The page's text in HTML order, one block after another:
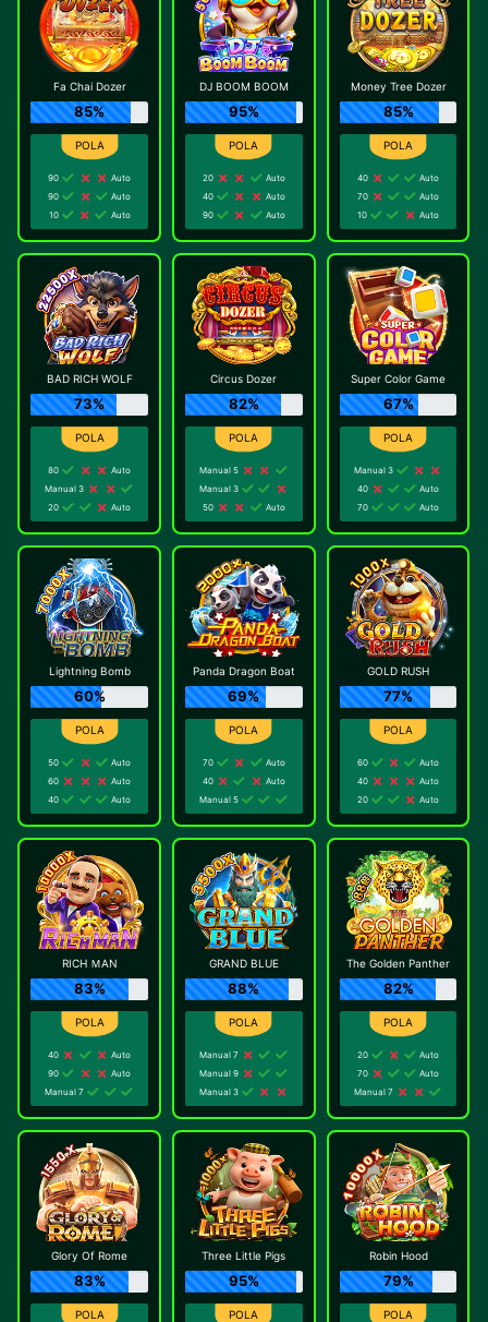
Fa Chai Dozer
85%
90
Auto
90
Auto
10
Auto
DJ BOOM BOOM
95%
20
Auto
40
Auto
90
Auto
Money Tree Dozer
85%
40
Auto
70
Auto
10
Auto
BAD RICH WOLF
73%
80
Auto
Manual 3
20
Auto
Circus Dozer
82%
Manual 5
Manual 3
50
Auto
Super Color Game
67%
Manual 3
40
Auto
70
Auto
Lightning Bomb
60%
50
Auto
60
Auto
40
Auto
Panda Dragon Boat
69%
70
Auto
40
Auto
Manual 5
GOLD RUSH
77%
60
Auto
40
Auto
20
Auto
RICH ＭAN
83%
40
Auto
90
Auto
Manual 7
GRAND BLUE
88%
Manual 7
Manual 9
Manual 3
The Golden Panther
82%
20
Auto
70
Auto
Manual 7
Glory Of Rome
83%
Three Little Pigs
95%
Robin Hood
79%